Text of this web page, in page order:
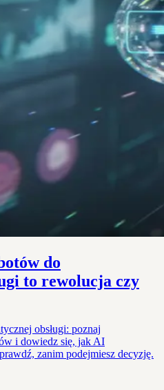
do
to rewolucja czy
obsługi: poznaj
i dowiedz się, jak AI
zanim podejmiesz decyzję.